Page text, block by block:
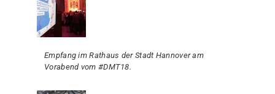
Empfang im Rathaus der Stadt Hannover am
Vorabend vom #DMT18.